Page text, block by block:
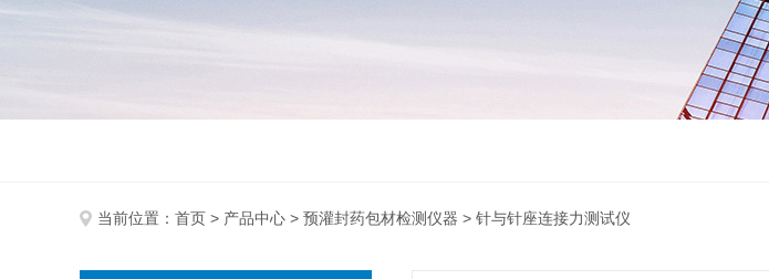
当前位置： 首页 > 产品中心 > 预灌封药包材检测仪器 > 针与针座连接力测试仪